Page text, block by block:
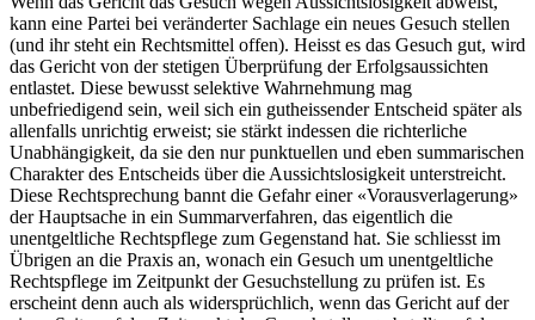
kann eine Partei bei veränderter Sachlage ein neues Gesuch stellen
(und ihr steht ein Rechtsmittel offen). Heisst es das Gesuch gut, wird
das Gericht von der stetigen Überprüfung der Erfolgsaussichten
entlastet. Diese bewusst selektive Wahrnehmung mag
unbefriedigend sein, weil sich ein gutheissender Entscheid später als
allenfalls unrichtig erweist; sie stärkt indessen die richterliche
Unabhängigkeit, da sie den nur punktuellen und eben summarischen
Charakter des Entscheids über die Aussichtslosigkeit unterstreicht.
Diese Rechtsprechung bannt die Gefahr einer «Vorausverlagerung»
der Hauptsache in ein Summarverfahren, das eigentlich die
unentgeltliche Rechtspflege zum Gegenstand hat. Sie schliesst im
Übrigen an die Praxis an, wonach ein Gesuch um unentgeltliche
Rechtspflege im Zeitpunkt der Gesuchstellung zu prüfen ist. Es
erscheint denn auch als widersprüchlich, wenn das Gericht auf der